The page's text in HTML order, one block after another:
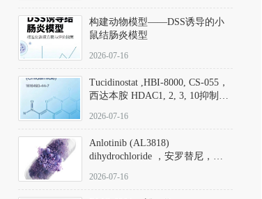
构建动物模型——DSS诱导的小
鼠结肠炎模型
2026-07-16
Tucidinostat ,HBI-8000, CS-055，
西达本胺 HDAC1, 2, 3, 10抑制剂
D808567) - DKM活性分子
2026-07-16
Anlotinib (AL3818)
dihydrochloride ，安罗替尼，
Hydrochloride实验方法步骤SOP
2026-07-16